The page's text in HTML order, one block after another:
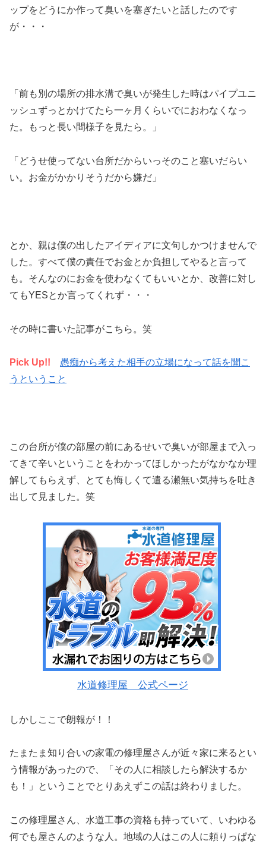
ップをどうにか作って臭いを塞ぎたいと話したのです
が・・・
「前も別の場所の排水溝で臭いが発生した時はパイプユニ
ッシュずっとかけてたら一ヶ月くらいでにおわなくなっ
た。もっと長い間様子を見たら。」
「どうせ使ってない台所だからいっそのこと塞いだらい
い。お金がかかりそうだから嫌だ」
とか、親は僕の出したアイディアに文句しかつけませんで
した。すべて僕の責任でお金とか負担してやると言って
も。そんなのにお金を使わなくてもいいとか、改善に対し
てもYESとか言ってくれず・・・
その時に書いた記事がこちら。笑
Pick Up!!
愚痴から考えた相手の立場になって話を聞こ
うということ
この台所が僕の部屋の前にあるせいで臭いが部屋まで入っ
てきて辛いということをわかってほしかったがなかなか理
解してもらえず、とても悔しくて遣る瀬無い気持ちを吐き
出して見ました。笑
水道修理屋 公式ページ
しかしここで朗報が！！
たまたま知り合いの家電の修理屋さんが近々家に来るとい
う情報があったので、「その人に相談したら解決するか
も！」ということでとりあえずこの話は終わりました。
この修理屋さん、水道工事の資格も持っていて、いわゆる
何でも屋さんのような人。地域の人はこの人に頼りっぱな